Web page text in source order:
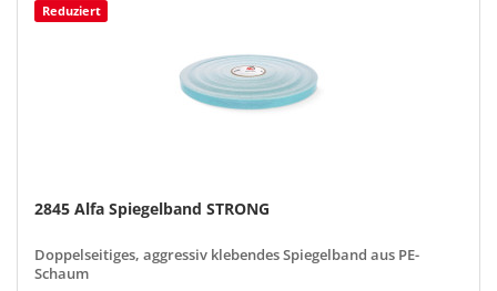
Reduziert
2845 Alfa Spiegelband STRONG
Doppelseitiges, aggressiv klebendes Spiegelband aus PE-
Schaum